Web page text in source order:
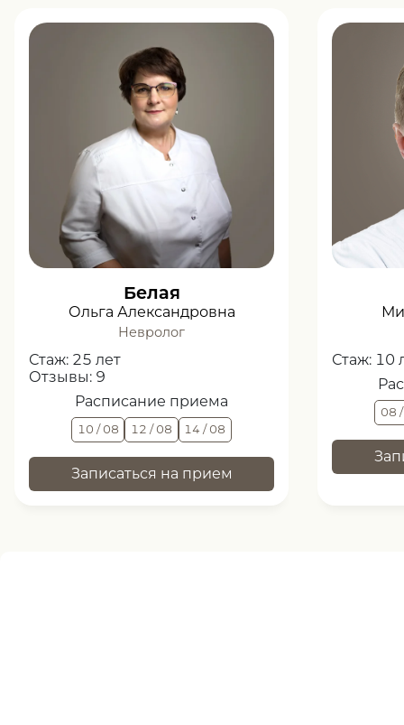
Белая
Ольга Александровна
Невролог
Стаж: 25 лет
Отзывы: 9
Расписание приема
10 / 08 12 / 08 14 / 08
Записаться на прием
Стаж: 10
08